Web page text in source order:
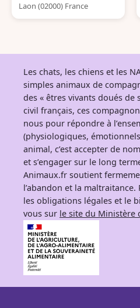
Laon (02000) France
Les chats, les chiens et les
simples animaux de
des « êtres vivants doués de
civil français, ces
nous pour répondre à
(physiologiques,
animal, c’est accepter de
et s’engager sur le long
Animaux.fr soutient
l’abandon et la
les obligations légales et le
vous sur le site du Ministère